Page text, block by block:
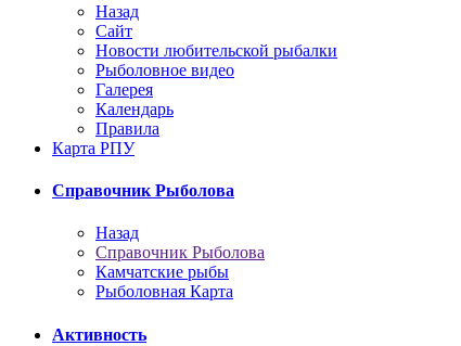
Назад
Сайт
Новости любительской рыбалки
Рыболовное видео
Галерея
Календарь
Правила
Карта РПУ
Справочник Рыболова
Назад
Справочник Рыболова
Камчатские рыбы
Рыболовная Карта
Активность